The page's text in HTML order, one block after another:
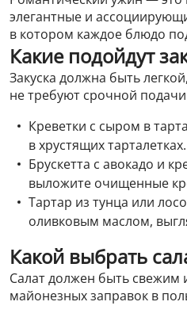
элегантные и
в котором каждое блюдо
Какие подойдут
Закуска должна быть
не требуют срочной
Креветки с сыром в
в хрустящих
Брускетта с авокадо и
выложите очищенные
Тартар из тунца или
оливковым маслом,
Какой выбрать
Салат должен быть свежим
майонезных заправок в